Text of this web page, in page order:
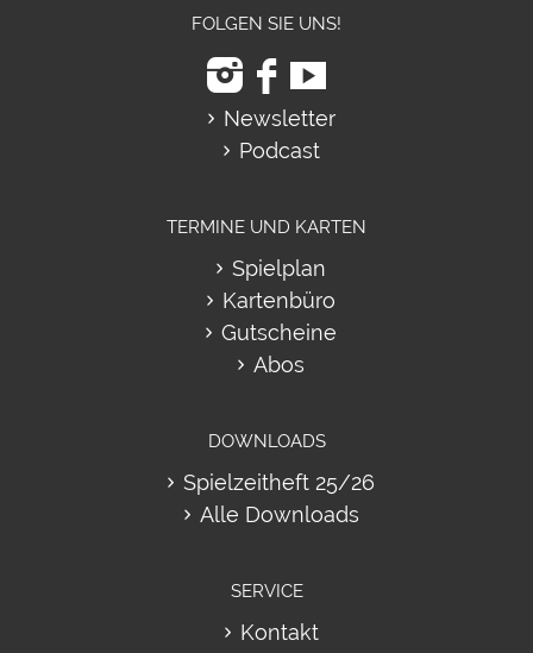
FOLGEN SIE UNS!
Newsletter
Podcast
TERMINE UND KARTEN
Spielplan
Kartenbüro
Gutscheine
Abos
DOWNLOADS
Spielzeitheft 25/26
Alle Downloads
SERVICE
Kontakt